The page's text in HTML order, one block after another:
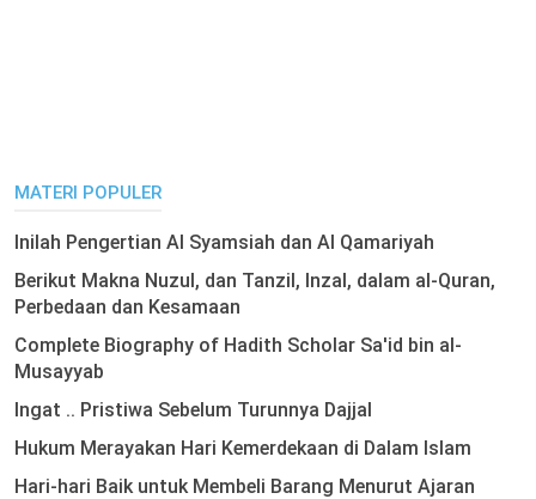
MATERI POPULER
Inilah Pengertian Al Syamsiah dan Al Qamariyah
Berikut Makna Nuzul, dan Tanzil, Inzal, dalam al-Quran,
Perbedaan dan Kesamaan
Complete Biography of Hadith Scholar Sa'id bin al-
Musayyab
Ingat .. Pristiwa Sebelum Turunnya Dajjal
Hukum Merayakan Hari Kemerdekaan di Dalam Islam
Hari-hari Baik untuk Membeli Barang Menurut Ajaran